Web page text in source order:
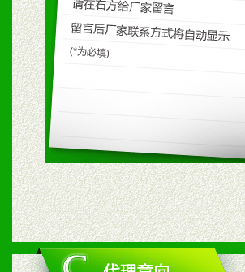
4、根据市场情
购支持。
五、退换货制度
1、给予前期市
2、对于临期，
六、服务优势